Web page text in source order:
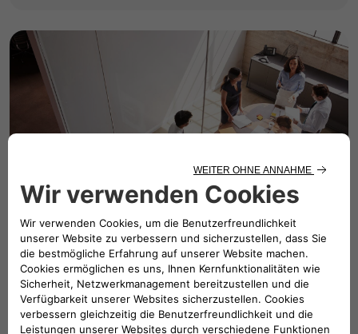
Governance und
Ethik